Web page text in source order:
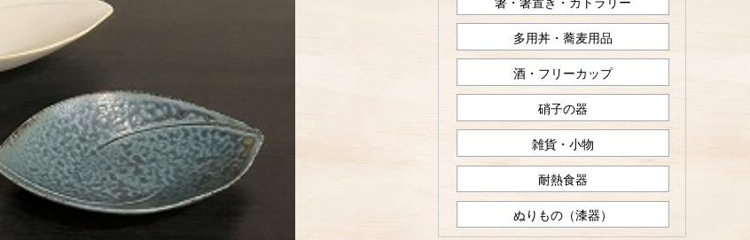
多用丼・蕎麦用品
酒・フリーカップ
硝子の器
雑貨・小物
耐熱食器
ぬりもの（漆器）